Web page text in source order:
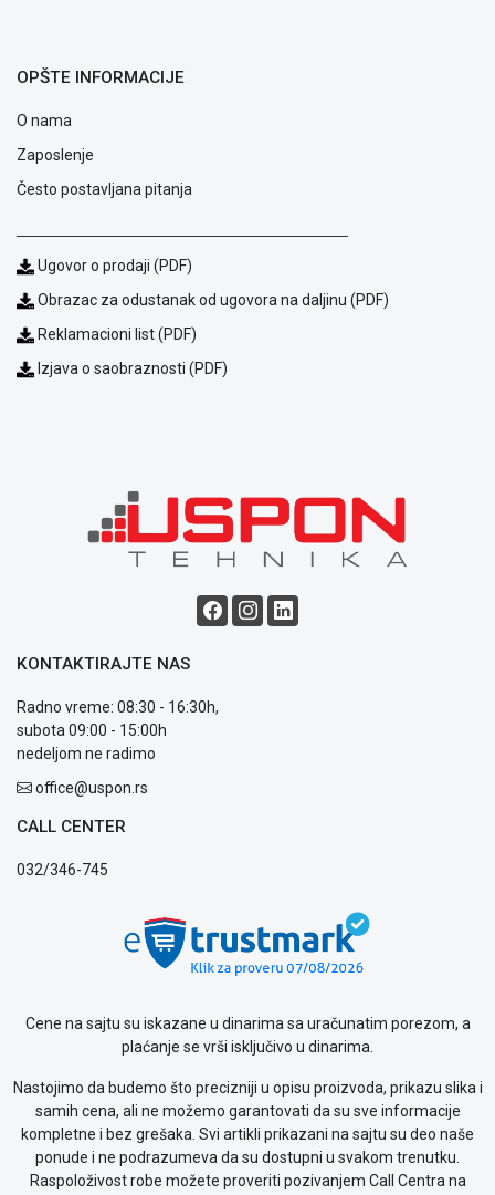
ŠKOLSKI
FITNES
OUTLET
KRIPTO
IGRAČKE
Način
Isporuka
Podrška
Opšti
uslovi
poslovanja
Saobraznost
reklamacije
Provera
garancije
OUTLET
WEB
OPŠTE INFORMACIJE
O nama
Zaposlenje
Često postavljana pitanja
Ugovor o prodaji (PDF)
Obrazac za odustanak od ugovora na daljinu (PDF)
Reklamacioni list (PDF)
Izjava o saobraznosti (PDF)
KONTAKTIRAJTE NAS
Radno vreme: 08:30 - 16:30h,
subota 09:00 - 15:00h
nedeljom ne radimo
office@uspon.rs
CALL CENTER
032/346-745
Cene na sajtu su iskazane u dinarima sa uračunatim porezom, a
plaćanje se vrši isključivo u dinarima.
Nastojimo da budemo što precizniji u opisu proizvoda, prikazu slika i
samih cena, ali ne možemo garantovati da su sve informacije
kompletne i bez grešaka. Svi artikli prikazani na sajtu su deo naše
ponude i ne podrazumeva da su dostupni u svakom trenutku.
Raspoloživost robe možete proveriti pozivanjem Call Centra na